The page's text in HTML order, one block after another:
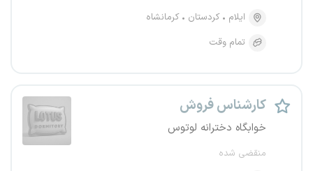
ایلام
کردستان
کرمانشاه
تمام وقت
کارشناس فروش
خوابگاه دخترانه لوتوس
منقضی شده